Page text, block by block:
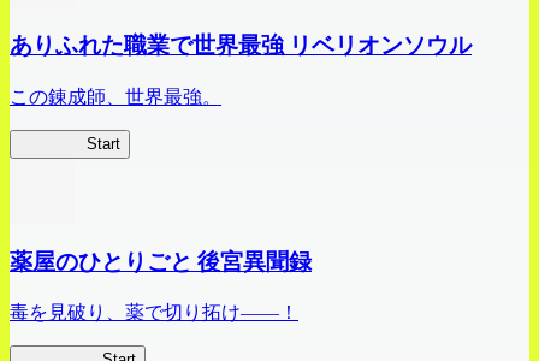
ありふれた職業で世界最強 リベリオンソウル
この錬成師、世界最強。
Start
薬屋のひとりごと 後宮異聞録
毒を見破り、薬で切り拓け――！